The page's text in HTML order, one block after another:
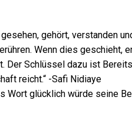
gehört, verstanden
Wenn dies geschieht,
Der Schlüssel dazu ist
reicht.“ -Safi Nidiaye
Wort glücklich würde seine